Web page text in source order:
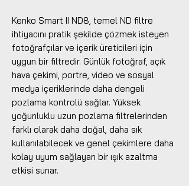
Kenko Smart II ND8, temel ND filtre
ihtiyacını pratik şekilde çözmek isteyen
fotoğrafçılar ve içerik üreticileri için
uygun bir filtredir. Günlük fotoğraf, açık
hava çekimi, portre, video ve sosyal
medya içeriklerinde daha dengeli
pozlama kontrolü sağlar. Yüksek
yoğunluklu uzun pozlama filtrelerinden
farklı olarak daha doğal, daha sık
kullanılabilecek ve genel çekimlere daha
kolay uyum sağlayan bir ışık azaltma
etkisi sunar.